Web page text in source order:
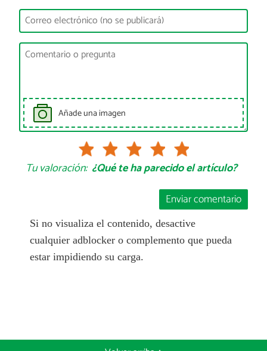
Añade una imagen
Tu valoración: ¿Qué te ha parecido el artículo?
Enviar comentario
Si no visualiza el contenido, desactive
cualquier adblocker o complemento que pueda
estar impidiendo su carga.